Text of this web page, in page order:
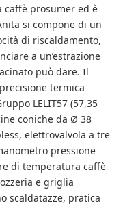
caffè prosumer ed è
si compone di un
di riscaldamento,
a un’estrazione
può dare. Il
termica
LELIT57 (57,35
coniche da Ø 38
elettrovalvola a tre
pressione
di temperatura caffè
e griglia
scaldatazze, pratica